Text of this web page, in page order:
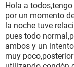
BIENESTAR
SEXUALIDAD
GLOSARIO
Hola a
por un momento
la noche tuve
pues todo
ambos y un
muy